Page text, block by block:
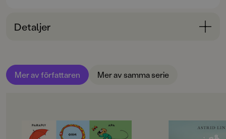
Detaljer
ÅLDERSGRUPP
12-15
SPRÅK
Mer av författaren Mer av samma serie
OM BOKEN OM BOKEN